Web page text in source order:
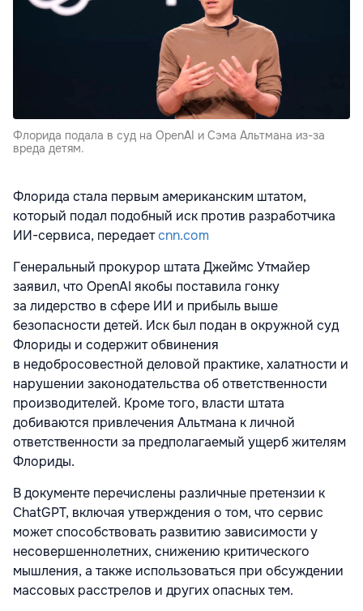
Флорида подала в суд на OpenAI и Сэма Альтмана из-за
вреда детям.
Флорида стала первым американским штатом,
который подал подобный иск против разработчика
ИИ-сервиса, передаетcnn.com
Генеральный прокурор штата Джеймс Утмайер
заявил, что OpenAI якобы поставила гонку
за лидерство в сфере ИИ и прибыль выше
безопасности детей. Иск был подан в окружной суд
Флориды и содержит обвинения
в недобросовестной деловой практике, халатности и
нарушении законодательства об ответственности
производителей. Кроме того, власти штата
добиваются привлечения Альтмана к личной
ответственности за предполагаемый ущерб жителям
Флориды.
В документе перечислены различные претензии к
ChatGPT, включая утверждения о том, что сервис
может способствовать развитию зависимости у
несовершеннолетних, снижению критического
мышления, а также использоваться при обсуждении
массовых расстрелов и других опасных тем.